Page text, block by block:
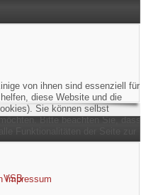
VSB
von ihnen sind essenziell für
diese Website und die
Sie können selbst
Bitte beachten Sie, dass
Funktionalitäten der Seite zur
Impressum